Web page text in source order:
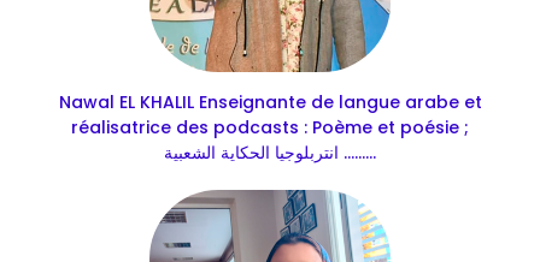
Nawal EL KHALIL Enseignante de langue arabe et
réalisatrice des podcasts : Poème et poésie ;
انتربلوجيا الحكاية الشعبية .........